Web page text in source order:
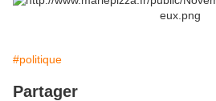
#politique
Partager